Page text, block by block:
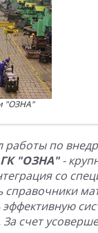
"ОЗНА"
работы по
ГК "ОЗНА"-
со
справочники
счет